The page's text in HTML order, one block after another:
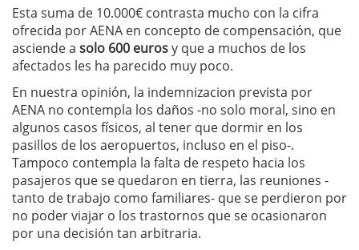
Esta suma de 10.000€ contrasta mucho con la cifra
ofrecida por AENA en concepto de compensación, que
asciende a solo 600 eurosy que a muchos de los
afectados les ha parecido muy poco.
En nuestra opinión, la indemnizacion prevista por
AENA no contempla los daños -no solo moral, sino en
algunos casos físicos, al tener que dormir en los
pasillos de los aeropuertos, incluso en el piso-.
Tampoco contempla la falta de respeto hacia los
pasajeros que se quedaron en tierra, las reuniones -
tanto de trabajo como familiares- que se perdieron por
no poder viajar o los trastornos que se ocasionaron
por una decisión tan arbitraria.